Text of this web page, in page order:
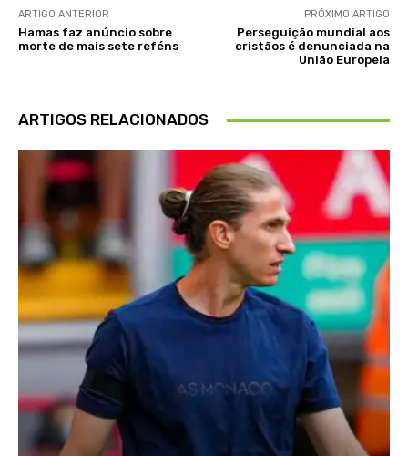
ARTIGO ANTERIOR
Hamas faz anúncio sobre
morte de mais sete reféns
PRÓXIMO ARTIGO
Perseguição mundial aos
cristãos é denunciada na
União Europeia
ARTIGOS RELACIONADOS